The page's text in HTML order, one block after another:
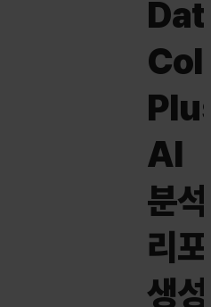
AI
분석
리
생성